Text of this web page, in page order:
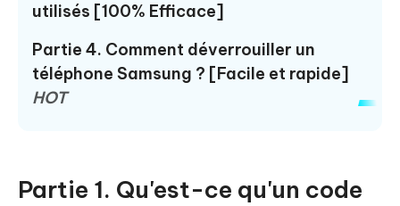
utilisés [100% Efficace]
Partie 4. Comment déverrouiller un
téléphone Samsung ? [Facile et rapide]
HOT
Partie 1. Qu'est-ce qu'un code